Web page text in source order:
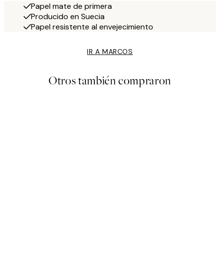
Papel mate de primera
Producido en Suecia
Papel resistente al envejecimiento
IR A MARCOS
Otros también compraron